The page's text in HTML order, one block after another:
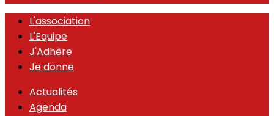
L'association
L'Equipe
J'Adhère
Je donne
Actualités
Agenda